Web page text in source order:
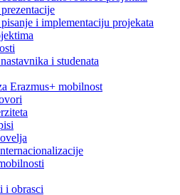
i implementaciju projekata
i studenata
Erazmus+ mobilnost
i obrasci